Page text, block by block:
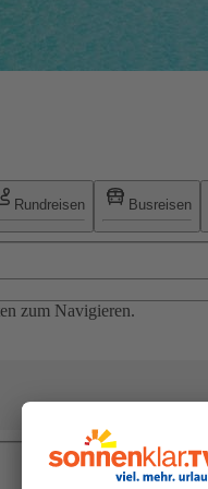
Rundreisen Busreisen
zum Navigieren.